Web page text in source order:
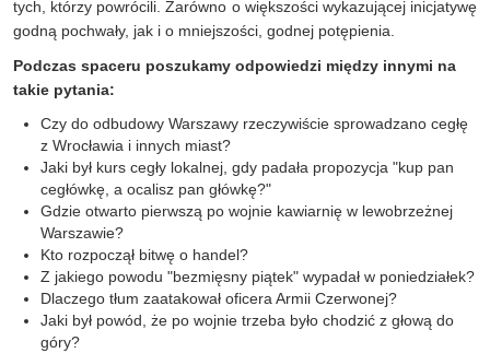
tych, którzy powrócili. Zarówno o większości wykazującej inicjatywę
godną pochwały, jak i o mniejszości, godnej potępienia.
Podczas spaceru poszukamy odpowiedzi między innymi na
takie pytania:
Czy do odbudowy Warszawy rzeczywiście sprowadzano cegłę
z Wrocławia i innych miast?
Jaki był kurs cegły lokalnej, gdy padała propozycja "kup pan
cegłówkę, a ocalisz pan główkę?"
Gdzie otwarto pierwszą po wojnie kawiarnię w lewobrzeżnej
Warszawie?
Kto rozpoczął bitwę o handel?
Z jakiego powodu "bezmięsny piątek" wypadał w poniedziałek?
Dlaczego tłum zaatakował oficera Armii Czerwonej?
Jaki był powód, że po wojnie trzeba było chodzić z głową do
góry?